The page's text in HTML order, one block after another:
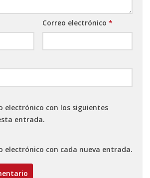
Correo electrónico *
electrónico con los siguientes
entrada.
electrónico con cada nueva entrada.